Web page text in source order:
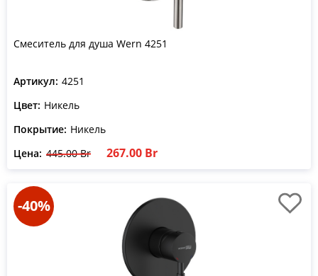
Смеситель для душа Wern 4251
Артикул: 4251
Цвет: Никель
Покрытие: Никель
Цена: 445.00 Br 267.00 Br
-40%